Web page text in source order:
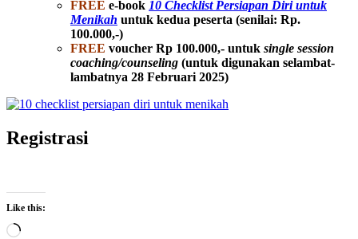
FREE e-book 10 Checklist Persiapan Diri untuk
Menikah untuk kedua peserta (senilai: Rp.
100.000,-)
FREE voucher Rp 100.000,- untuk single session
coaching/counseling (untuk digunakan selambat-
lambatnya 28 Februari 2025)
Registrasi
Like this:
Loading…